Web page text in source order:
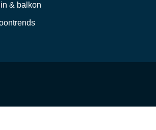
& balkon